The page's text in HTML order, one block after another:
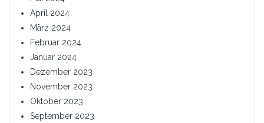
April 2024
März 2024
Februar 2024
Januar 2024
Dezember 2023
November 2023
Oktober 2023
September 2023